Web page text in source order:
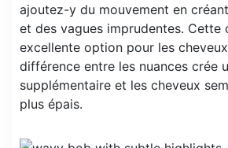
ajoutez-y du mouvement en
et des vagues imprudentes. Cette
excellente option pour les
différence entre les nuances crée
supplémentaire et les cheveux
plus épais.